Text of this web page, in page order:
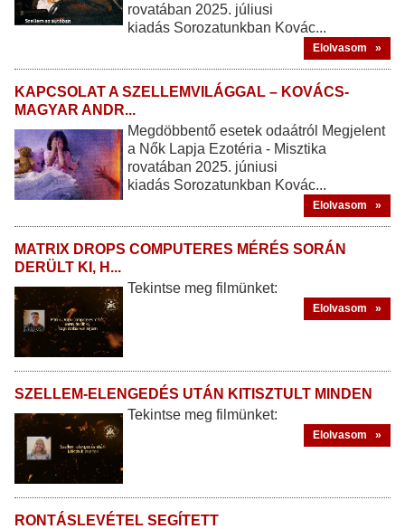
rovatában 2025. júliusi
kiadás Sorozatunkban Kovác...
Elolvasom »
KAPCSOLAT A SZELLEMVILÁGGAL – KOVÁCS-
MAGYAR ANDR...
Megdöbbentő esetek odaátról Megjelent
a Nők Lapja Ezotéria - Misztika
rovatában 2025. júniusi
kiadás Sorozatunkban Kovác...
Elolvasom »
MATRIX DROPS COMPUTERES MÉRÉS SORÁN
DERÜLT KI, H...
Tekintse meg filmünket:
Elolvasom »
SZELLEM-ELENGEDÉS UTÁN KITISZTULT MINDEN
Tekintse meg filmünket:
Elolvasom »
RONTÁSLEVÉTEL SEGÍTETT